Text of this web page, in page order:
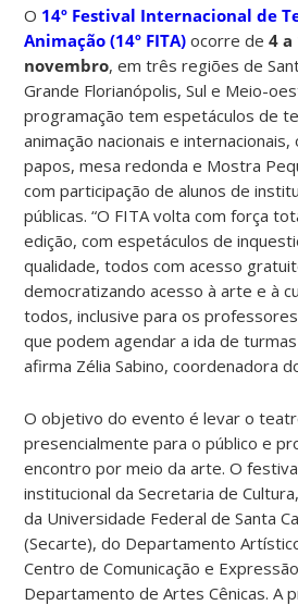
O 14º Festival Internacional de
Animação (14º FITA)ocorre de4 a
novembro, em três regiões de
Grande Florianópolis, Sul e Meio-
programação tem espetáculos de
animação nacionais e
papos, mesa redonda e Mostra
com participação de alunos de
públicas. “O FITA volta com força
edição, com espetáculos de
qualidade, todos com acesso
democratizando acesso à arte e à
todos, inclusive para os
que podem agendar a ida de
afirma Zélia Sabino, coordenadora
O objetivo do evento é levar o
presencialmente para o público e
encontro por meio da arte. O
institucional da Secretaria de
da Universidade Federal de Santa
(Secarte), do Departamento
Centro de Comunicação e
Departamento de Artes Cênicas. A